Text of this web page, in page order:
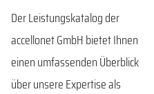
Der Leistungskatalog der
accellonet GmbH bietet Ihnen
einen umfassenden Überblick
über unsere Expertise als